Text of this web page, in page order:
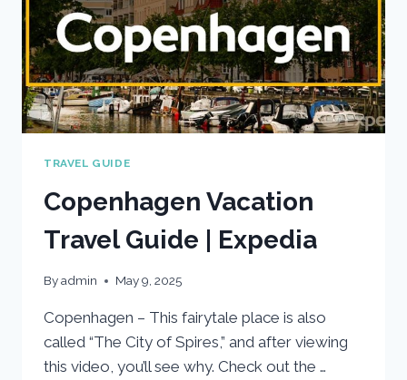
TRAVEL GUIDE
Copenhagen Vacation
Travel Guide | Expedia
Byadmin May 9, 2025
Copenhagen – This fairytale place is also
called “The City of Spires,” and after viewing
this video, you’ll see why. Check out the …